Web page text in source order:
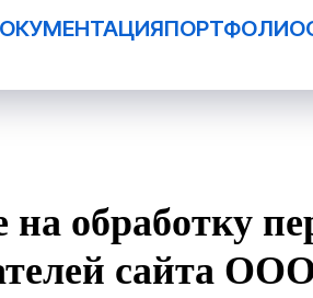
ПОРТФОЛИО
на обработку
сайта